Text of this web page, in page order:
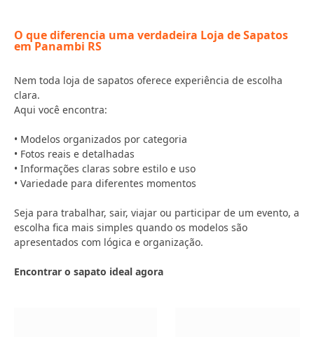
O que diferencia uma verdadeira Loja de Sapatos
em Panambi RS
Nem toda loja de sapatos oferece experiência de escolha
clara.
Aqui você encontra:
• Modelos organizados por categoria
• Fotos reais e detalhadas
• Informações claras sobre estilo e uso
• Variedade para diferentes momentos
Seja para trabalhar, sair, viajar ou participar de um evento, a
escolha fica mais simples quando os modelos são
apresentados com lógica e organização.
Encontrar o sapato ideal agora